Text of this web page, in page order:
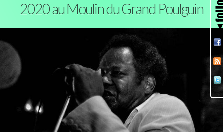
2020 au Moulin du Grand Poulguin